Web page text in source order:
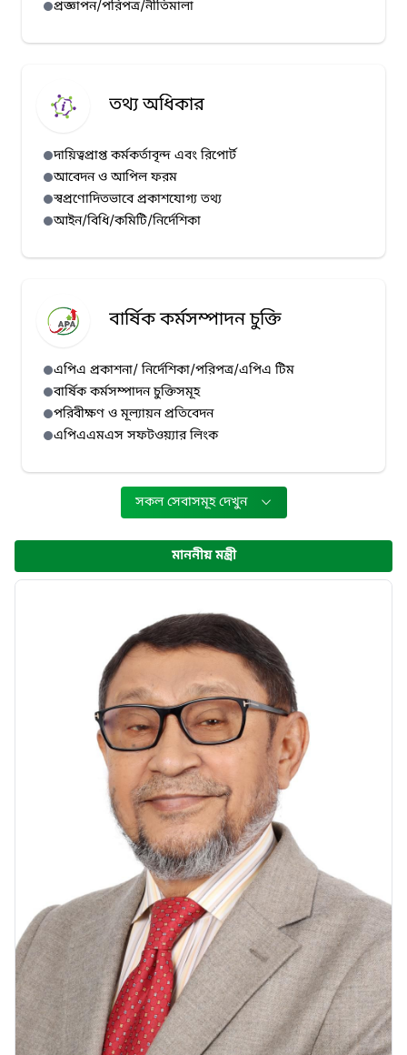
হাম প্রেস রিলিজ (০৭/০৭/২০২৬)
প্রজ্ঞাপন/পরিপত্র/নীতিমালা
তথ্য অধিকার
দায়িত্বপ্রাপ্ত কর্মকর্তাবৃন্দ এবং রিপোর্ট
আবেদন ও আপিল ফরম
স্বপ্রণোদিতভাবে প্রকাশযোগ্য তথ্য
আইন/বিধি/কমিটি/নির্দেশিকা
বার্ষিক কর্মসম্পাদন চুক্তি
এপিএ প্রকাশনা/ নির্দেশিকা/পরিপত্র/এপিএ টিম
বার্ষিক কর্মসম্পাদন চুক্তিসমূহ
পরিবীক্ষণ ও মূল্যায়ন প্রতিবেদন
এপিএএমএস সফটওয়্যার লিংক
সকল সেবাসমূহ দেখুন
মাননীয় মন্ত্রী